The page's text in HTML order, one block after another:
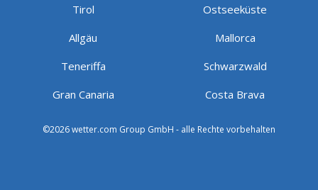
Tirol
Ostseeküste
Allgäu
Mallorca
Teneriffa
Schwarzwald
Gran Canaria
Costa Brava
©2026 wetter.com Group GmbH - alle Rechte vorbehalten